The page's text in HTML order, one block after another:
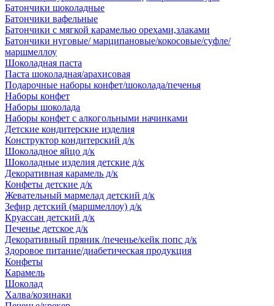
Батончики шоколадные
Батончики вафельные
Батончики с мягкой карамелью орехами,злаками
Батончики нуговые/ марципановые/кокосовые/суфле/
маршмеллоу
Шоколадная паста
Паста шоколадная/арахисовая
Подарочные наборы конфет/шоколада/печенья
Наборы конфет
Наборы шоколада
Наборы конфет с алкогольными начинками
Детские кондитерские изделия
Конструктор кондитерский д/к
Шоколадное яйцо д/к
Шоколадные изделия детские д/к
Декоративная карамель д/к
Конфеты детские д/к
Жевательный мармелад детский д/к
Зефир детский (маршмеллоу) д/к
Круассан детский д/к
Печенье детское д/к
Декоративный пряник /печенье/кейк попс д/к
Здоровое питание/диабетическая продукция
Конфеты
Карамель
Шоколад
Халва/козинаки